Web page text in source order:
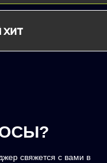
хит
свяжется с вами в